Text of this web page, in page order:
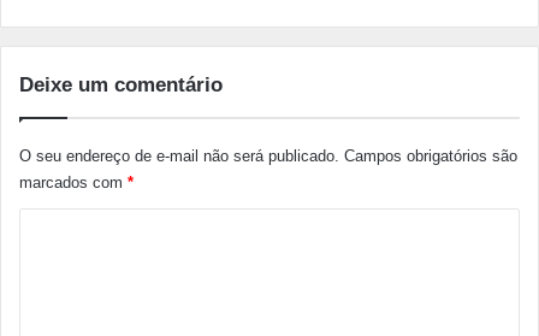
Deixe um comentário
O seu endereço de e-mail não será publicado. Campos obrigatórios são
marcados com *